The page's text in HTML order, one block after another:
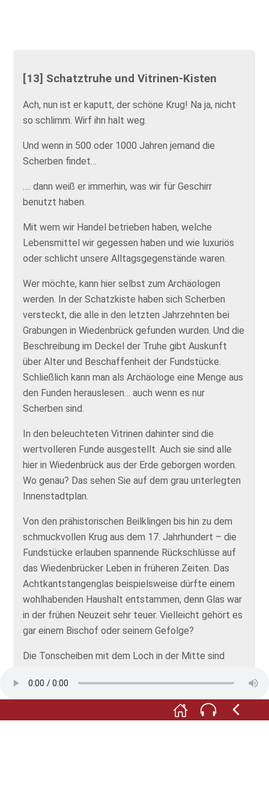
[13] Schatztruhe und Vitrinen-Kisten
Ach, nun ist er kaputt, der schöne Krug! Na ja, nicht
so schlimm. Wirf ihn halt weg.
Und wenn in 500 oder 1000 Jahren jemand die
Scherben findet…
…. dann weiß er immerhin, was wir für Geschirr
benutzt haben.
Mit wem wir Handel betrieben haben, welche
Lebensmittel wir gegessen haben und wie luxuriös
oder schlicht unsere Alltagsgegenstände waren.
Wer möchte, kann hier selbst zum Archäologen
werden. In der Schatzkiste haben sich Scherben
versteckt, die alle in den letzten Jahrzehnten bei
Grabungen in Wiedenbrück gefunden wurden. Und die
Beschreibung im Deckel der Truhe gibt Auskunft
über Alter und Beschaffenheit der Fundstücke.
Schließlich kann man als Archäologe eine Menge aus
den Funden herauslesen… auch wenn es nur
Scherben sind.
In den beleuchteten Vitrinen dahinter sind die
wertvolleren Funde ausgestellt. Auch sie sind alle
hier in Wiedenbrück aus der Erde geborgen worden.
Wo genau? Das sehen Sie auf dem grau unterlegten
Innenstadtplan.
Von den prähistorischen Beilklingen bis hin zu dem
schmuckvollen Krug aus dem 17. Jahrhundert – die
Fundstücke erlauben spannende Rückschlüsse auf
das Wiedenbrücker Leben in früheren Zeiten. Das
Achtkantstangenglas beispielsweise dürfte einem
wohlhabenden Haushalt entstammen, denn Glas war
in der frühen Neuzeit sehr teuer. Vielleicht gehört es
gar einem Bischof oder seinem Gefolge?
Die Tonscheiben mit dem Loch in der Mitte sind
Garn benötigte. Durch das Loch eines Wirtels wurde
ein Stab gesteckt, an dessen oberem Ende die noch
ungesponnene Wolle befestigt. Der Wirtel, der nun